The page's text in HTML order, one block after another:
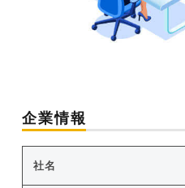
企業情報
社名